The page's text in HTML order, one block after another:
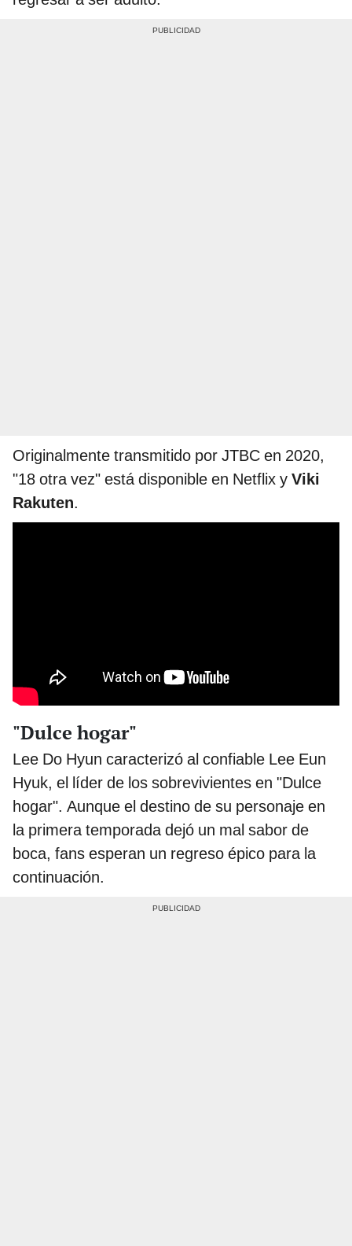
Originalmente transmitido por JTBC en 2020,
"18 otra vez" está disponible en Netflix y Viki
Rakuten.
"Dulce hogar"
Lee Do Hyun caracterizó al confiable Lee Eun
Hyuk, el líder de los sobrevivientes en "Dulce
hogar". Aunque el destino de su personaje en
la primera temporada dejó un mal sabor de
boca, fans esperan un regreso épico para la
continuación.